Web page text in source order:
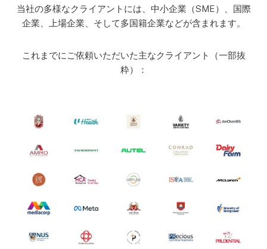
当社の多様なクライアントには、中小企業（SME）、国際
企業、上場企業、そして多国籍企業などが含まれます。
これまでにご依頼いただいた主なクライアント（一部抜
粋）：